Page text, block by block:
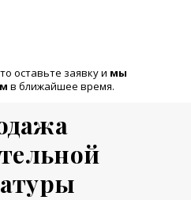
оставьте заявку и мы
в ближайшее время.